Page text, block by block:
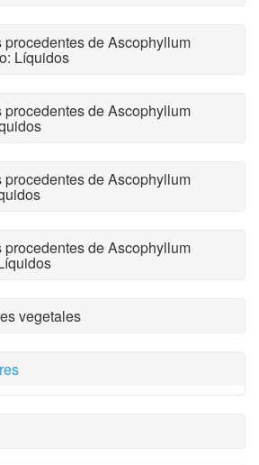
procedentes de Ascophyllum
Líquidos
procedentes de Ascophyllum
procedentes de Ascophyllum
procedentes de Ascophyllum
vegetales